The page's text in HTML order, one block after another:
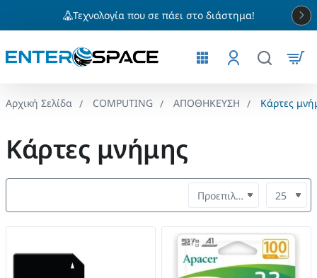
Τεχνολογία που σε πάει στο διάστημα!
COMPUTING ΑΠΟΘΗΚΕΥΣΗ Κάρτες
Κάρτες μνήμης